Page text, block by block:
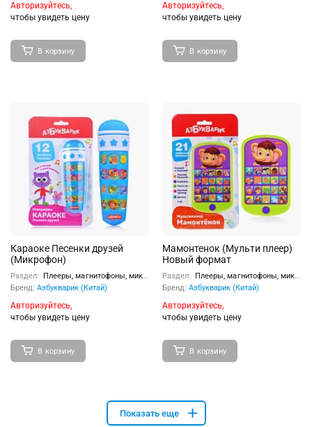
Авторизуйтесь,
чтобы увидеть цену
В корзину
Авторизуйтесь,
чтобы увидеть цену
В корзину
Караоке Песенки друзей
(Микрофон)
Раздел:
Плееры, магнитофоны, микрофоны
Бренд: Азбукварик (Китай)
Авторизуйтесь,
чтобы увидеть цену
В корзину
Мамонтенок (Мульти плеер)
Новый формат
Раздел:
Плееры, магнитофоны, микрофоны
Бренд: Азбукварик (Китай)
Авторизуйтесь,
чтобы увидеть цену
В корзину
Показать еще